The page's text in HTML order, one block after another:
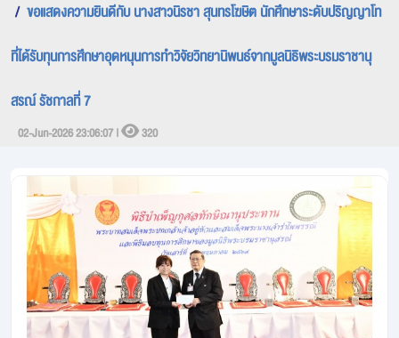
ขอแสดงความยินดีกับ นางสาวนิรชา สุนทรโฆษิต นักศึกษาระดับปริญญาโท
ที่ได้รับทุนการศึกษาอุดหนุนการทำวิจัยวิทยานิพนธ์จากมูลนิธิพระบรมราชานุ
สรณ์ รัชกาลที่ 7
02-Jun-2026 23:06:07 | 320